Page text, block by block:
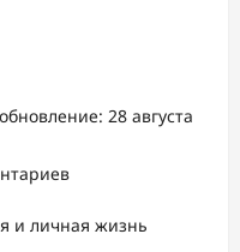
28 августа